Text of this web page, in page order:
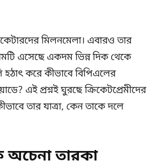
মিলনমেলা। এবারও তার
এসেছে একদম ভিন্ন দিক থেকে
করে কীভাবে বিপিএলের
এই প্রশ্নই ঘুরছে ক্রিকেটপ্রেমীদের
তার যাত্রা, কেন তাকে দলে
তারকা